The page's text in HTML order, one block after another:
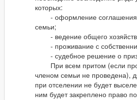
которых:
- оформление соглашения,
семьи;
- ведение общего
- проживание с
- судебное решение о
При всем притом (если
членом семьи не проведена),
при отселении не будет
ним будет закреплено право